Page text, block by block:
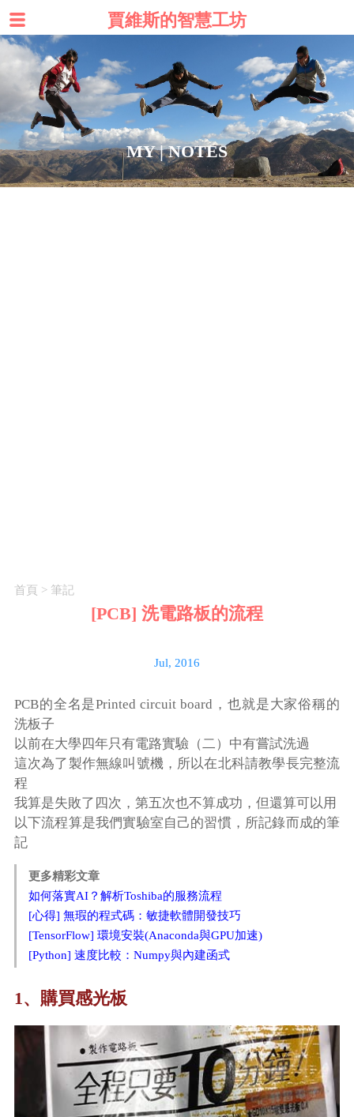
MY | NOTES
首頁 > 筆記
[PCB] 洗電路板的流程
Jul, 2016
PCB的全名是Printed circuit board，也就是大家俗稱的
洗板子
以前在大學四年只有電路實驗（二）中有嘗試洗過
這次為了製作無線叫號機，所以在北科請教學長完整流
程
我算是失敗了四次，第五次也不算成功，但還算可以用
以下流程算是我們實驗室自己的習慣，所記錄而成的筆
記
更多精彩文章
如何落實AI？解析Toshiba的服務流程
[心得] 無瑕的程式碼：敏捷軟體開發技巧
[TensorFlow] 環境安裝(Anaconda與GPU加速)
[Python] 速度比較：Numpy與內建函式
1、購買感光板
賈維斯的智慧工坊